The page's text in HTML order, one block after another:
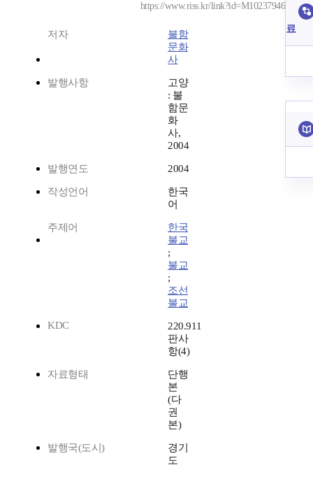
https://www.riss.kr/link?id=M10237946
저자
불함
문화
사
발행사항
고양
: 불
함문
화
사,
2004
발행연도 2004
작성언어
한국
어
주제어
한국
불교
;
불교
;
조선
불교
KDC
220.911
판사
항(4)
자료형태
단행
본
(다
권
본)
발행국(도시)
경기
도
료